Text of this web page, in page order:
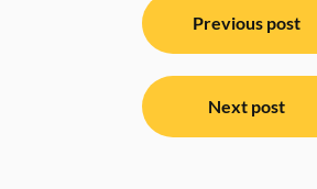
Previous post
Next post